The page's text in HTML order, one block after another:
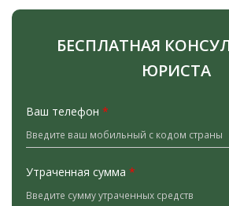
БЕСПЛАТНАЯ
ЮРИСТА
Ваш телефон *
Утраченная сумма *